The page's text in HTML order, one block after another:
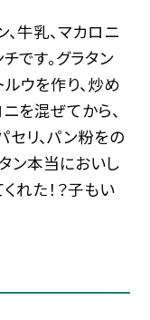
牛乳、マカロニ
です。グラタン
ルウを作り、炒め
を混ぜてから、
セリ、パン粉をの
ン本当においし
くれた！？子もい